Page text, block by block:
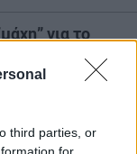
third parties, or
for
για το
του βραβείου